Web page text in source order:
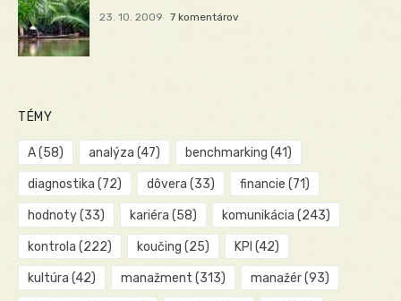
23. 10. 2009 7 komentárov
TÉMY
A(58) analýza (47) benchmarking (41)
diagnostika (72) dôvera (33) financie (71)
hodnoty(33) kariéra (58) komunikácia (243)
kontrola (222) koučing (25) KPI (42)
kultúra (42) manažment (313) manažér(93)